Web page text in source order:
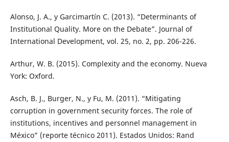
Alonso, J. A., y Garcimartín C. (2013). “Determinants of
Institutional Quality. More on the Debate”. Journal of
International Development, vol. 25, no. 2, pp. 206-226.
Arthur, W. B. (2015). Complexity and the economy. Nueva
York: Oxford.
Asch, B. J., Burger, N., y Fu, M. (2011). “Mitigating
corruption in government security forces. The role of
institutions, incentives and personnel management in
México” (reporte técnico 2011). Estados Unidos: Rand